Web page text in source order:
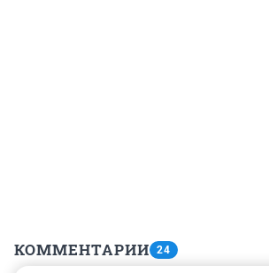
КОММЕНТАРИИ 24